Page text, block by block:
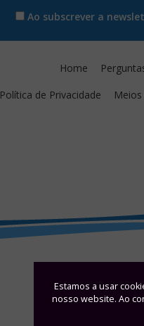
Estamos a usar
nosso website. Ao
Ao subscrever a
Home
Política de Privacidade